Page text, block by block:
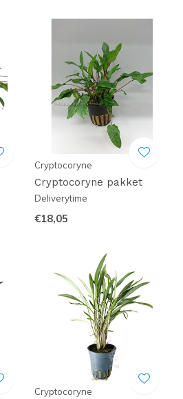
Cryptocoryne
Cryptocoryne pakket
Deliverytime
€18,05
Cryptocoryne